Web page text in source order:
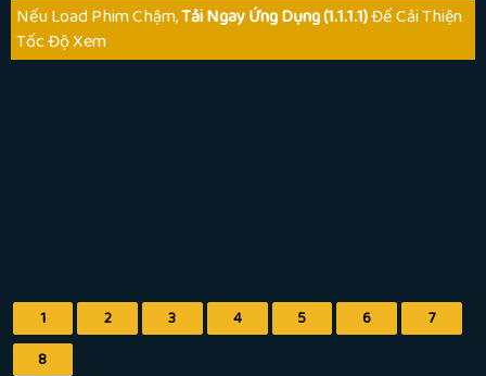
Nếu Load Phim Chậm,Tải Ngay Ứng Dụng (1.1.1.1)Để Cải Thiện
Tốc Độ Xem
1 2 3 4 5 6
7
8